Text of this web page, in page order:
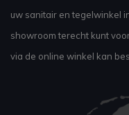
uw sanitair en tegelwinkel
showroom terecht kunt
via de online winkel kan